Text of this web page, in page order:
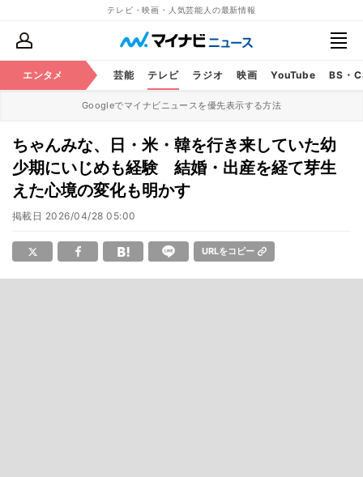
テレビ・映画・人気芸能人の最新情報
エンタメ 芸能 テレビ ラジオ 映画 YouTube BS・
Googleでマイナビニュースを優先表示する方法
ちゃんみな、日・米・韓を行き来していた幼
少期にいじめも経験 結婚・出産を経て芽生
えた心境の変化も明かす
掲載日 2026/04/28 05:00
URLをコピー